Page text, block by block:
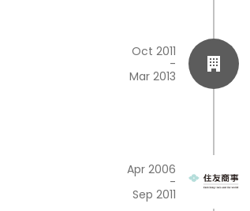
Oct 2011
-
Mar 2013
Apr 2006
-
Sep 2011